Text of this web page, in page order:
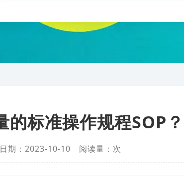
标准操作规程SOP？
期：2023-10-10 阅读量： 次